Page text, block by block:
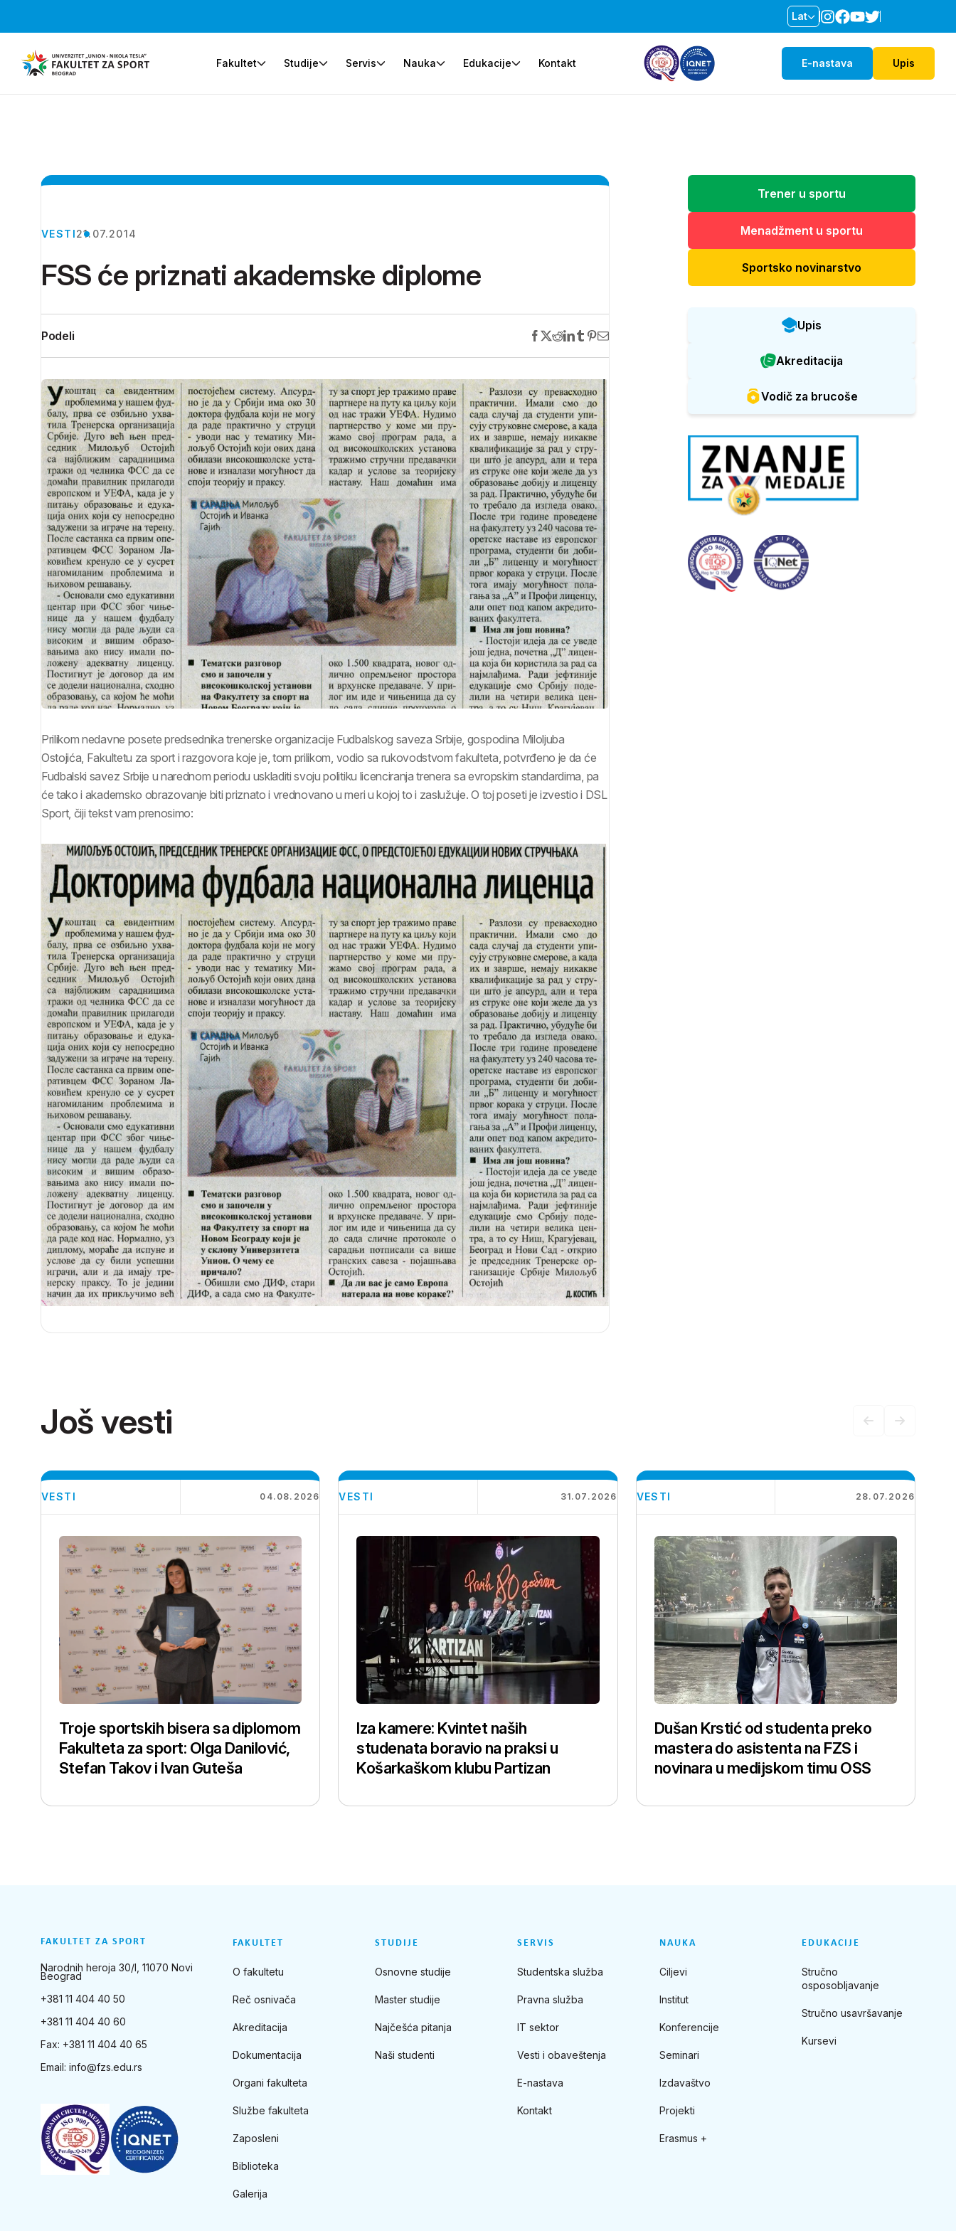
Lat
Fakultet Studije Servis Nauka Edukacije Kontakt E-nastava Upis
VESTI21.07.2014
FSS će priznati akademske diplome
Podeli
Prilikom nedavne posete predsednika trenerske organizacije Fudbalskog saveza Srbije, gospodina Miloljuba
Ostojića, Fakultetu za sport i razgovora koje je, tom prilikom, vodio sa rukovodstvom fakulteta, potvrđeno je da će
Fudbalski savez Srbije u narednom periodu uskladiti svoju politiku licenciranja trenera sa evropskim standardima, pa
će tako i akademsko obrazovanje biti priznato i vrednovano u meri u kojoj to i zaslužuje. O toj poseti je izvestio i DSL
Sport, čiji tekst vam prenosimo:
Trener u sportu
Menadžment u sportu
Sportsko novinarstvo
Upis
Akreditacija
Vodič za brucoše
Još vesti
VESTI 04.08.2026
Troje sportskih bisera sa diplomom
Fakulteta za sport: Olga Danilović,
Stefan Takov i Ivan Guteša
VESTI 31.07.2026
Iza kamere: Kvintet naših
studenata boravio na praksi u
Košarkaškom klubu Partizan
VESTI 28.07.2026
Dušan Krstić od studenta preko
mastera do asistenta na FZS i
novinara u medijskom timu OSS
FAKULTET ZA SPORT
Narodnih heroja 30/I, 11070 Novi
Beograd
+381 11 404 40 50
+381 11 404 40 60
Fax: +381 11 404 40 65
Email: info@fzs.edu.rs
FAKULTET
O fakultetu
Reč osnivača
Akreditacija
Dokumentacija
Organi fakulteta
Službe fakulteta
Zaposleni
Biblioteka
Galerija
STUDIJE
Osnovne studije
Master studije
Najčešća pitanja
Naši studenti
SERVIS
Studentska služba
Pravna služba
IT sektor
Vesti i obaveštenja
E-nastava
Kontakt
NAUKA
Ciljevi
Institut
Konferencije
Seminari
Izdavaštvo
Projekti
Erasmus +
EDUKACIJE
Stručno
osposobljavanje
Stručno usavršavanje
Kursevi